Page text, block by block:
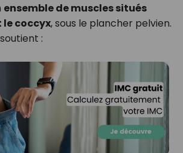
ensemble de muscles situés
le coccyx, sous le plancher pelvien.
: